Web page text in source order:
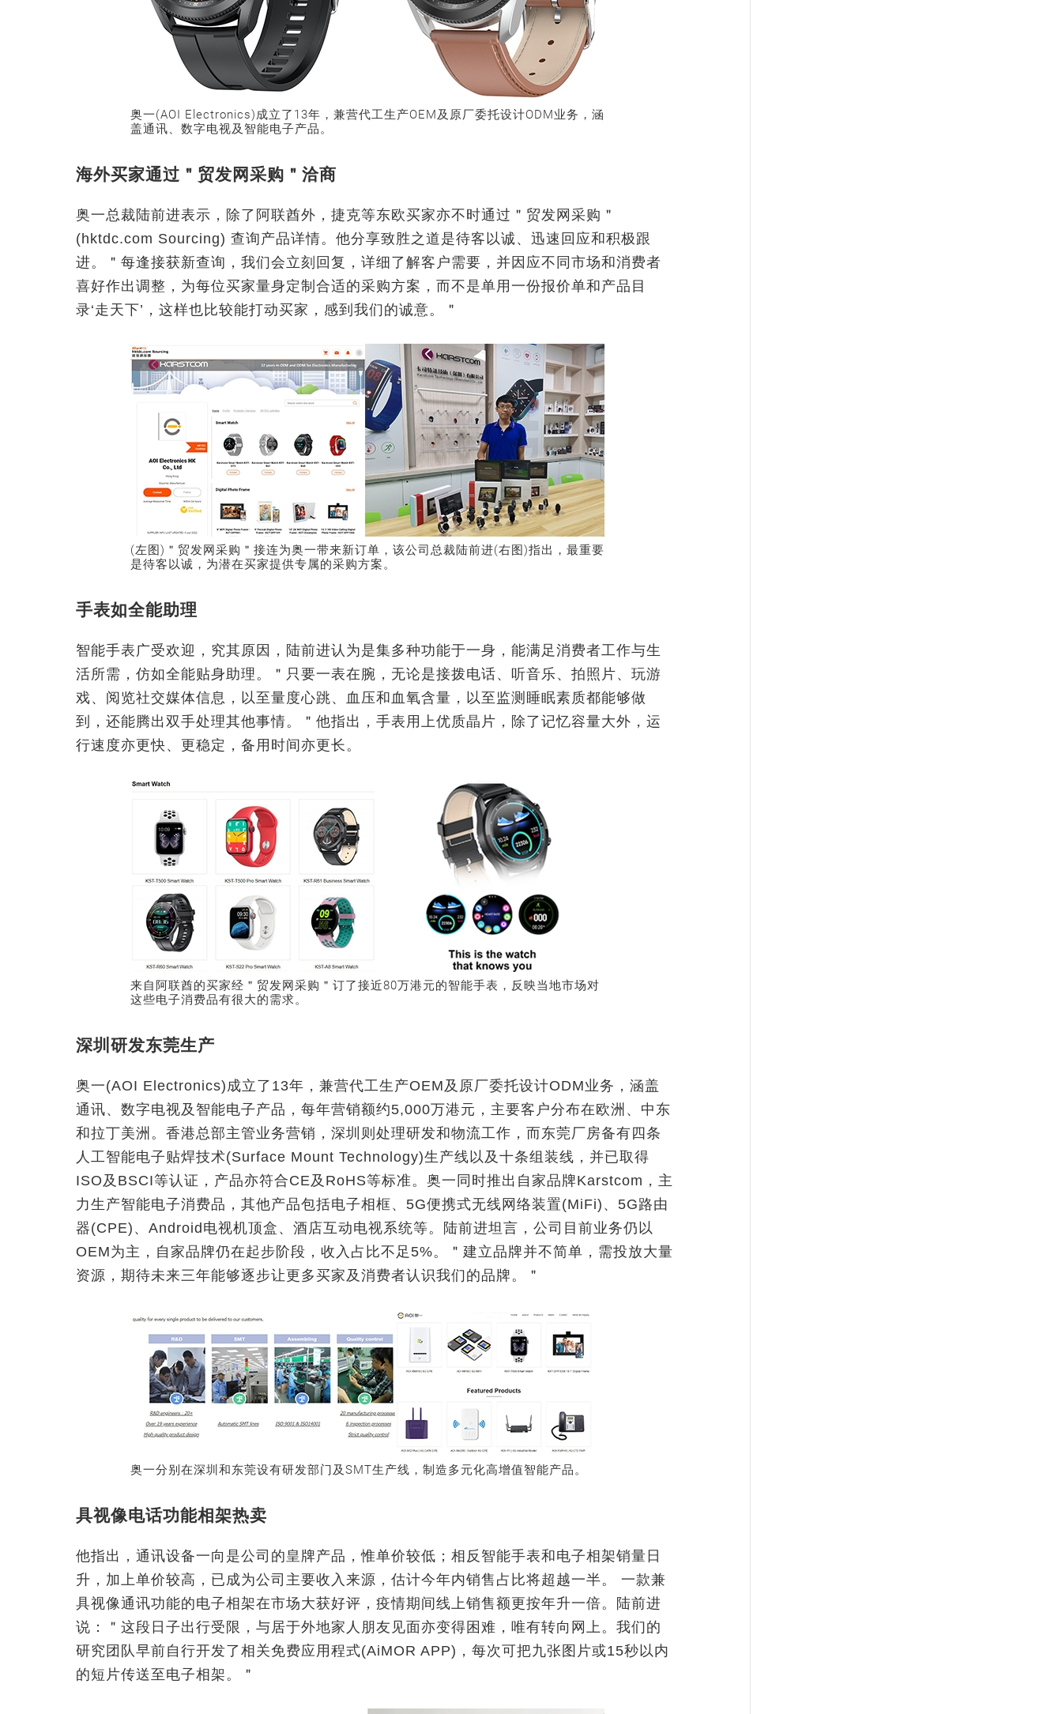
奥一(AOI Electronics)成立了13年，兼营代工生产OEM及原厂委托设计ODM业务，涵
盖通讯、数字电视及智能电子产品。
海外买家通过＂贸发网采购＂洽商
奥一总裁陆前进表示，除了阿联酋外，捷克等东欧买家亦不时通过＂贸发网采购＂
(hktdc.com Sourcing) 查询产品详情。他分享致胜之道是待客以诚、迅速回应和积极跟
进。＂每逢接获新查询，我们会立刻回复，详细了解客户需要，并因应不同市场和消费者
喜好作出调整，为每位买家量身定制合适的采购方案，而不是单用一份报价单和产品目
录‘走天下’，这样也比较能打动买家，感到我们的诚意。＂
(左图)＂贸发网采购＂接连为奥一带来新订单，该公司总裁陆前进(右图)指出，最重要
是待客以诚，为潜在买家提供专属的采购方案。
手表如全能助理
智能手表广受欢迎，究其原因，陆前进认为是集多种功能于一身，能满足消费者工作与生
活所需，仿如全能贴身助理。＂只要一表在腕，无论是接拨电话、听音乐、拍照片、玩游
戏、阅览社交媒体信息，以至量度心跳、血压和血氧含量，以至监测睡眠素质都能够做
到，还能腾出双手处理其他事情。＂他指出，手表用上优质晶片，除了记忆容量大外，运
行速度亦更快、更稳定，备用时间亦更长。
来自阿联酋的买家经＂贸发网采购＂订了接近80万港元的智能手表，反映当地市场对
这些电子消费品有很大的需求。
深圳研发东莞生产
奥一(AOI Electronics)成立了13年，兼营代工生产OEM及原厂委托设计ODM业务，涵盖
通讯、数字电视及智能电子产品，每年营销额约5,000万港元，主要客户分布在欧洲、中东
和拉丁美洲。香港总部主管业务营销，深圳则处理研发和物流工作，而东莞厂房备有四条
人工智能电子贴焊技术(Surface Mount Technology)生产线以及十条组装线，并已取得
ISO及BSCI等认证，产品亦符合CE及RoHS等标准。奥一同时推出自家品牌Karstcom，主
力生产智能电子消费品，其他产品包括电子相框、5G便携式无线网络装置(MiFi)、5G路由
器(CPE)、Android电视机顶盒、酒店互动电视系统等。陆前进坦言，公司目前业务仍以
OEM为主，自家品牌仍在起步阶段，收入占比不足5%。＂建立品牌并不简单，需投放大量
资源，期待未来三年能够逐步让更多买家及消费者认识我们的品牌。＂
奥一分别在深圳和东莞设有研发部门及SMT生产线，制造多元化高增值智能产品。
具视像电话功能相架热卖
他指出，通讯设备一向是公司的皇牌产品，惟单价较低；相反智能手表和电子相架销量日
升，加上单价较高，已成为公司主要收入来源，估计今年内销售占比将超越一半。 一款兼
具视像通讯功能的电子相架在市场大获好评，疫情期间线上销售额更按年升一倍。陆前进
说：＂这段日子出行受限，与居于外地家人朋友见面亦变得困难，唯有转向网上。我们的
研究团队早前自行开发了相关免费应用程式(AiMOR APP)，每次可把九张图片或15秒以内
的短片传送至电子相架。＂